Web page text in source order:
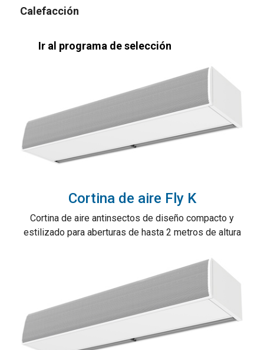
Calefacción
Ir al programa de selección
Cortina de aire Fly K
Cortina de aire antinsectos de diseño compacto y
estilizado para aberturas de hasta 2 metros de altura